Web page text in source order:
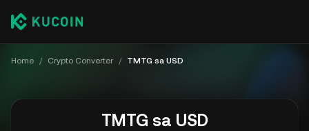
Home / Crypto Converter / TMTG sa USD
TMTG sa USD